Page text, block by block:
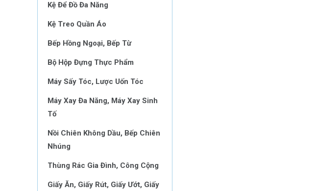
Kệ Để Đồ Đa Năng
Kệ Treo Quần Áo
Bếp Hồng Ngoại, Bếp Từ
Bộ Hộp Đựng Thực Phẩm
Máy Sấy Tóc, Lược Uốn Tóc
Máy Xay Đa Năng, Máy Xay Sinh
Tố
Nồi Chiên Không Dầu, Bếp Chiên
Nhúng
Thùng Rác Gia Đình, Công Cộng
Giấy Ăn, Giấy Rút, Giấy Ướt, Giấy